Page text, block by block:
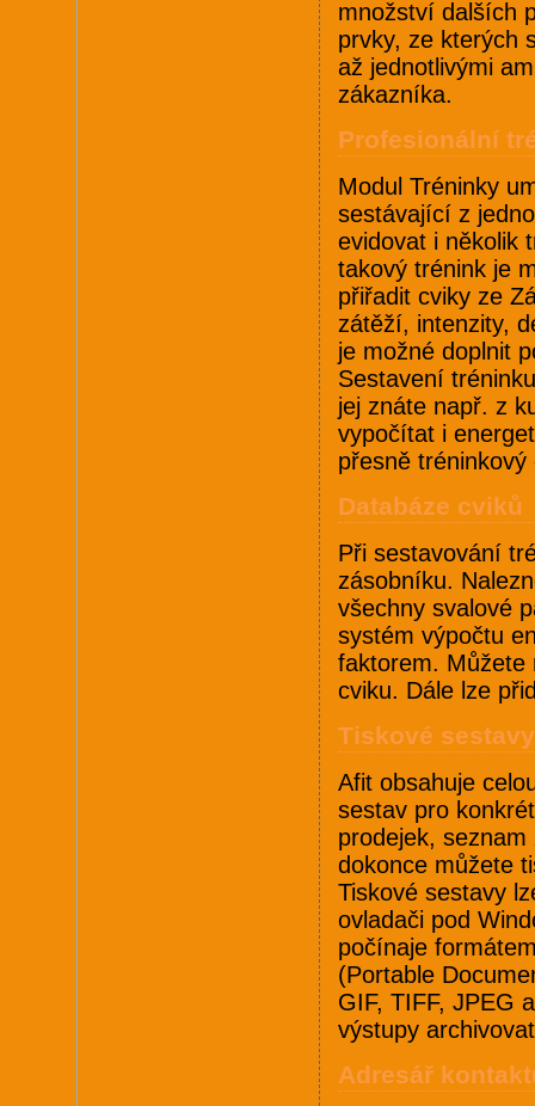
množství dalších
prvky, ze kterých
až jednotlivými
zákazníka.
Profesionální
Modul Tréninky
sestávající z
evidovat i několik
takový trénink je
přiřadit cviky ze
zátěží, intenzity,
je možné doplnit
Sestavení
jej znáte např. z
vypočítat i
přesně
Databáze cviků
Při sestavování
zásobníku.
všechny svalové
systém výpočtu
faktorem. Můžete
cviku. Dále lze
Tiskové
Afit obsahuje
sestav pro
prodejek,
dokonce můžete
Tiskové sestavy
ovladači pod
počínaje
(Portable
GIF, TIFF, JPEG
výstupy
Adresář